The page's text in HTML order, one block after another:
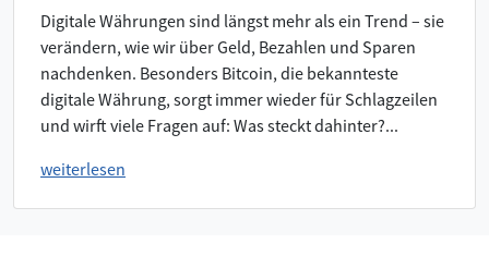
Digitale Währungen sind längst mehr als ein Trend – sie
verändern, wie wir über Geld, Bezahlen und Sparen
nachdenken. Besonders Bitcoin, die bekannteste
digitale Währung, sorgt immer wieder für Schlagzeilen
und wirft viele Fragen auf: Was steckt dahinter?...
weiterlesen